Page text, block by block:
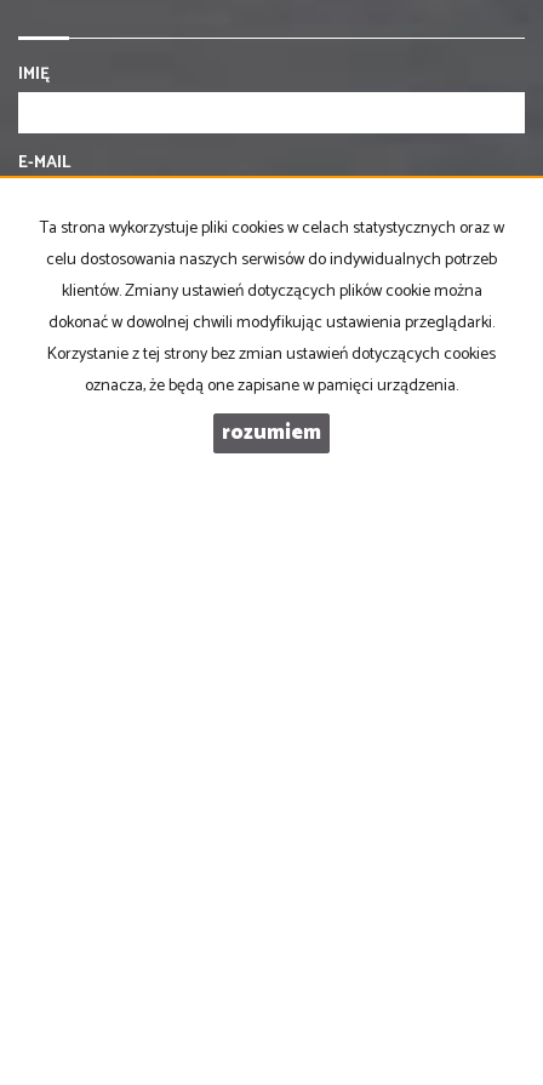
IMIĘ
E-MAIL
TELEFON KOMÓRKOWY
KOD ZABEZPIECZAJĄCY
Ta strona wykorzystuje pliki cookies w celach statystycznych oraz w
celu dostosowania naszych serwisów do indywidualnych potrzeb
klientów. Zmiany ustawień dotyczących plików cookie można
dokonać w dowolnej chwili modyfikując ustawienia przeglądarki.
Korzystanie z tej strony bez zmian ustawień dotyczących cookies
oznacza, że będą one zapisane w pamięci urządzenia.
rozumiem